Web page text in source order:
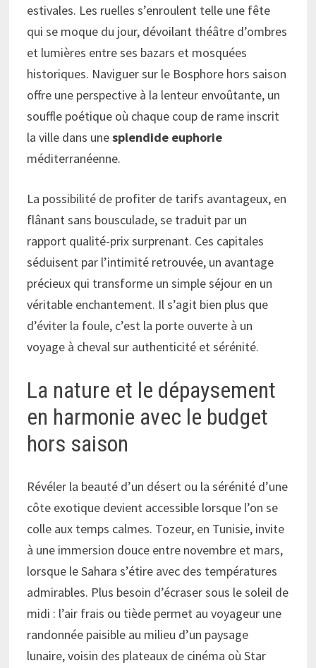
estivales. Les ruelles s’enroulent telle une fête
qui se moque du jour, dévoilant théâtre d’ombres
et lumières entre ses bazars et mosquées
historiques. Naviguer sur le Bosphore hors saison
offre une perspective à la lenteur envoûtante, un
souffle poétique où chaque coup de rame inscrit
la ville dans unesplendide euphorie
méditerranéenne.
La possibilité de profiter de tarifs avantageux, en
flânant sans bousculade, se traduit par un
rapport qualité-prix surprenant. Ces capitales
séduisent par l’intimité retrouvée, un avantage
précieux qui transforme un simple séjour en un
véritable enchantement. Il s’agit bien plus que
d’éviter la foule, c’est la porte ouverte à un
voyage à cheval sur authenticité et sérénité.
La nature et le dépaysement
en harmonie avec le budget
hors saison
Révéler la beauté d’un désert ou la sérénité d’une
côte exotique devient accessible lorsque l’on se
colle aux temps calmes. Tozeur, en Tunisie, invite
à une immersion douce entre novembre et mars,
lorsque le Sahara s’étire avec des températures
admirables. Plus besoin d’écraser sous le soleil de
midi : l’air frais ou tiède permet au voyageur une
randonnée paisible au milieu d’un paysage
lunaire, voisin des plateaux de cinéma où Star